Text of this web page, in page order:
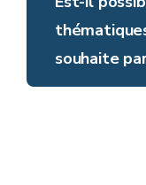
souhaite